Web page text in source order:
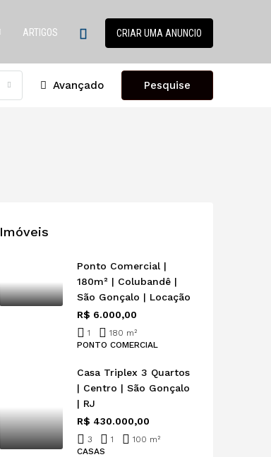
ARTIGOS CRIAR UMA ANUNCIO
Avançado Pesquise
Imóveis
Ponto Comercial |
180m² | Colubandê |
São Gonçalo | Locação
R$ 6.000,00
1
180 m²
PONTO COMERCIAL
Casa Triplex 3 Quartos
| Centro | São Gonçalo
| RJ
R$ 430.000,00
3 1
100 m²
CASAS